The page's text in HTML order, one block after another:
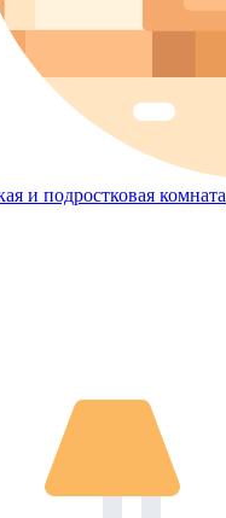
и подростковая комната